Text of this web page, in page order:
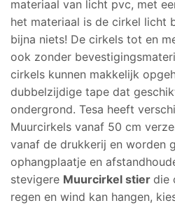
materiaal van licht pvc, met
het materiaal is de cirkel licht
bijna niets! De cirkels tot en
ook zonder
cirkels kunnen makkelijk
dubbelzijdige tape dat
ondergrond. Tesa heeft
Muurcirkels vanaf 50 cm
vanaf de drukkerij en worden
ophangplaatje en
stevigere Muurcirkel stier die
regen en wind kan hangen,